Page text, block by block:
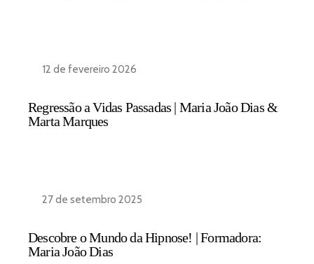
12 de fevereiro 2026
Regressão a Vidas Passadas | Maria João Dias &
Marta Marques
27 de setembro 2025
Descobre o Mundo da Hipnose! | Formadora:
Maria João Dias